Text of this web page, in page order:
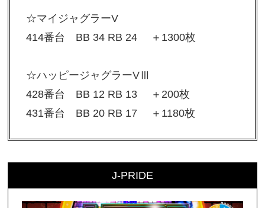
☆マイジャグラーV
414番台 BB 34 RB 24 ＋1300枚
☆ハッピージャグラーVⅢ
428番台 BB 12 RB 13 ＋200枚
431番台 BB 20 RB 17 ＋1180枚
J-PRIDE